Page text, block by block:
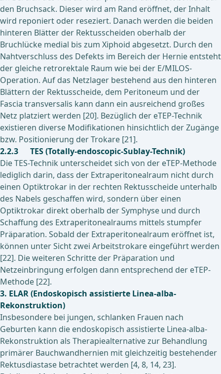
den Bruchsack. Dieser wird am Rand eröffnet, der Inhalt
wird reponiert oder reseziert. Danach werden die beiden
hinteren Blätter der Rektusscheiden oberhalb der
Bruchlücke medial bis zum Xiphoid abgesetzt. Durch den
Nahtverschluss des Defekts im Bereich der Hernie entsteht
der gleiche retrorektale Raum wie bei der E/MILOS-
Operation. Auf das Netzlager bestehend aus den hinteren
Blättern der Rektusscheide, dem Peritoneum und der
Fascia transversalis kann dann ein ausreichend großes
Netz platziert werden [20]. Bezüglich der eTEP-Technik
existieren diverse Modifikationen hinsichtlich der Zugänge
bzw. Positionierung der Trokare [21].
2.2.3 TES (Totally-endoscopic-Sublay-Technik)
Die TES-Technik unterscheidet sich von der eTEP-Methode
lediglich darin, dass der Extraperitonealraum nicht durch
einen Optiktrokar in der rechten Rektusscheide unterhalb
des Nabels geschaffen wird, sondern über einen
Optiktrokar direkt oberhalb der Symphyse und durch
Schaffung des Extraperitonealraums mittels stumpfer
Präparation. Sobald der Extraperitonealraum eröffnet ist,
können unter Sicht zwei Arbeitstrokare eingeführt werden
[22]. Die weiteren Schritte der Präparation und
Netzeinbringung erfolgen dann entsprechend der eTEP-
Methode [22].
3. ELAR (Endoskopisch assistierte Linea-alba-
Rekonstruktion)
Insbesondere bei jungen, schlanken Frauen nach
Geburten kann die endoskopisch assistierte Linea-alba-
Rekonstruktion als Therapiealternative zur Behandlung
primärer Bauchwandhernien mit gleichzeitig bestehender
Rektusdiastase betrachtet werden [4, 8, 14, 23].